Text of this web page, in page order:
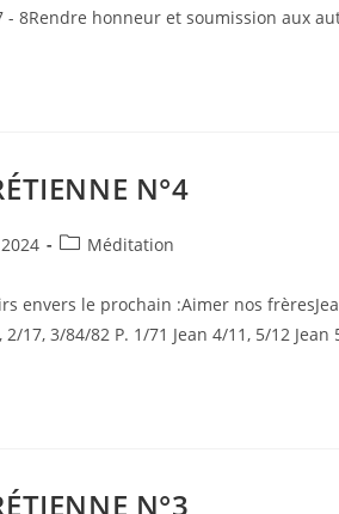
- 8Rendre honneur et soumission aux
N°4
Méditation
envers le prochain :Aimer nos
17, 3/84/82 P. 1/71 Jean 4/11, 5/12
N°3